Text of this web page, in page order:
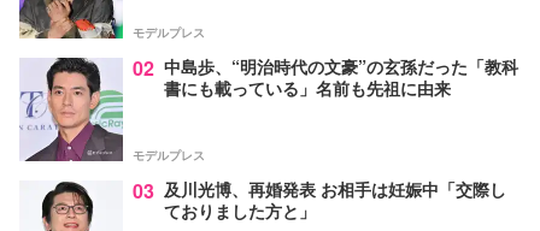
モデルプレス
02 中島歩、“明治時代の文豪”の玄孫だった「教科
書にも載っている」名前も先祖に由来
モデルプレス
03 及川光博、再婚発表 お相手は妊娠中「交際し
ておりました方と」